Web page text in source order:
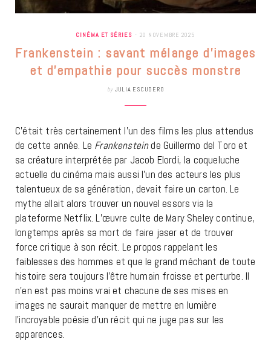
CINÉMA ET SÉRIES 20 NOVEMBRE 2025
Frankenstein : savant mélange d’images
et d’empathie pour succès monstre
by JULIA ESCUDERO
C’était très certainement l’un des films les plus attendus
de cette année. Le Frankensteinde Guillermo del Toro et
sa créature interprétée par Jacob Elordi, la coqueluche
actuelle du cinéma mais aussi l’un des acteurs les plus
talentueux de sa génération, devait faire un carton. Le
mythe allait alors trouver un nouvel essors via la
plateforme Netflix. L’œuvre culte de Mary Sheley continue,
longtemps après sa mort de faire jaser et de trouver
force critique à son récit. Le propos rappelant les
faiblesses des hommes et que le grand méchant de toute
histoire sera toujours l’être humain froisse et perturbe. Il
n’en est pas moins vrai et chacune de ses mises en
images ne saurait manquer de mettre en lumière
l’incroyable poésie d’un récit qui ne juge pas sur les
apparences.